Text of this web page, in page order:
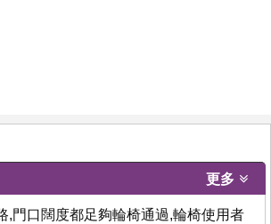
更多
,門口闊度都足夠輪椅通過,輪椅使用者